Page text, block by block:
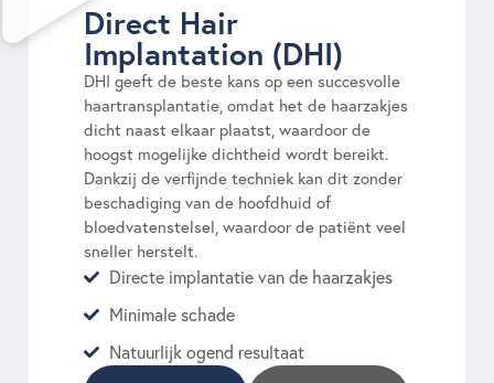
Direct Hair
Implantation (DHI)
DHI geeft de beste kans op een succesvolle
haartransplantatie, omdat het de haarzakjes
dicht naast elkaar plaatst, waardoor de
hoogst mogelijke dichtheid wordt bereikt.
Dankzij de verfijnde techniek kan dit zonder
beschadiging van de hoofdhuid of
bloedvatenstelsel, waardoor de patiënt veel
sneller herstelt.
Directe implantatie van de haarzakjes
Minimale schade
Natuurlijk ogend resultaat